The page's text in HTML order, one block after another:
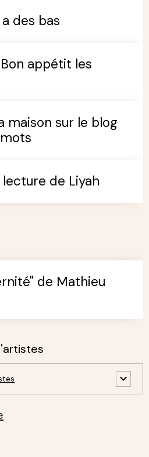
des bas
appétit les
maison sur le blog
de Liyah
de Mathieu